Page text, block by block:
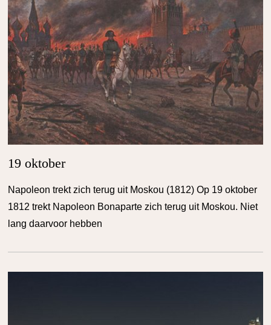
19 oktober
Napoleon trekt zich terug uit Moskou (1812) Op 19 oktober
1812 trekt Napoleon Bonaparte zich terug uit Moskou. Niet
lang daarvoor hebben